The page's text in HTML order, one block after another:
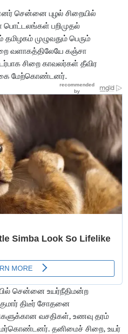
சென்னை புழல் சிறையில்
பொட்டலங்கள் பறிமுதல்
முழுவதும் பெரும்
வளாகத்திலேயே கஞ்சா
சிறை காவலர்கள் தீவிர
மேற்கொண்டனர்.
சென்னை உயர்நீதிமன்ற
திடீர் சோதனை
வசதிகள், உணவு தரம்
மேர்கொண்டனர். தனிமைச் சிறை, உயர்